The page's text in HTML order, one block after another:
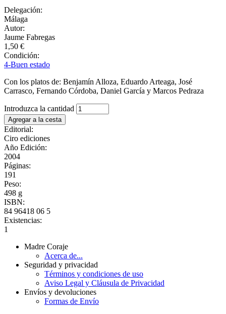
Delegación:
Málaga
Autor:
Jaume Fabregas
1,50 €
Condición:
4-Buen estado
Con los platos de: Benjamín Alloza, Eduardo Arteaga, José
Carrasco, Fernando Córdoba, Daniel García y Marcos Pedraza
Introduzca la cantidad
Editorial:
Ciro ediciones
Año Edición:
2004
Páginas:
191
Peso:
498 g
ISBN:
84 96418 06 5
Existencias:
1
Madre Coraje
Acerca de...
Seguridad y privacidad
Términos y condiciones de uso
Aviso Legal y Cláusula de Privacidad
Envíos y devoluciones
Formas de Envío